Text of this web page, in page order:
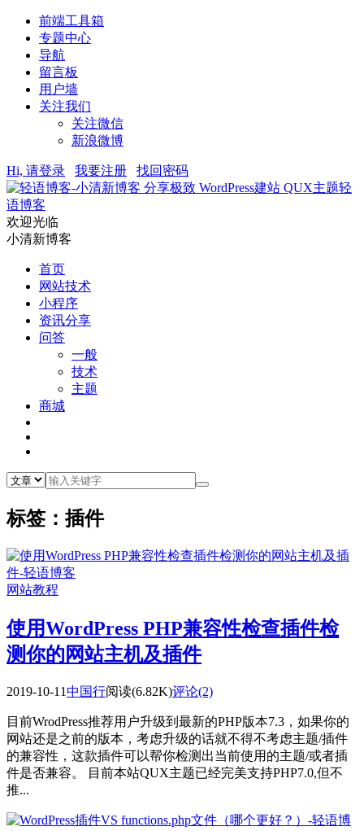
前端工具箱
专题中心
导航
留言板
用户墙
关注我们
关注微信
新浪微博
Hi, 请登录 我要注册
找回密码
轻
语博客
欢迎光临
小清新博客
首页
网站技术
小程序
资讯分享
问答
一般
技术
主题
商城
标签：插件
网站教程
使用WordPress PHP兼容性检查插件检
测你的网站主机及插件
2019-10-11中国行阅读(6.82K)评论(2)
目前WrodPress推荐用户升级到最新的PHP版本7.3，如果你的
网站还是之前的版本，考虑升级的话就不得不考虑主题/插件
的兼容性，这款插件可以帮你检测出当前使用的主题/或者插
件是否兼容。 目前本站QUX主题已经完美支持PHP7.0,但不
推...